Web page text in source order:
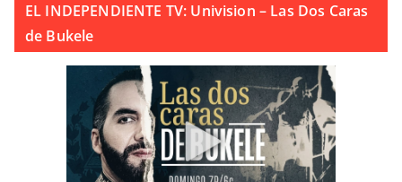
EL INDEPENDIENTE TV: Univision – Las Dos Caras
de Bukele